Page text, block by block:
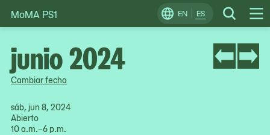
Skip
to
EN ES Search
Change
Locale
MoMA PS1
Cambiar fecha
sáb, jun 8, 2024
Abierto
10 a.m.–6 p.m.
junio 2024